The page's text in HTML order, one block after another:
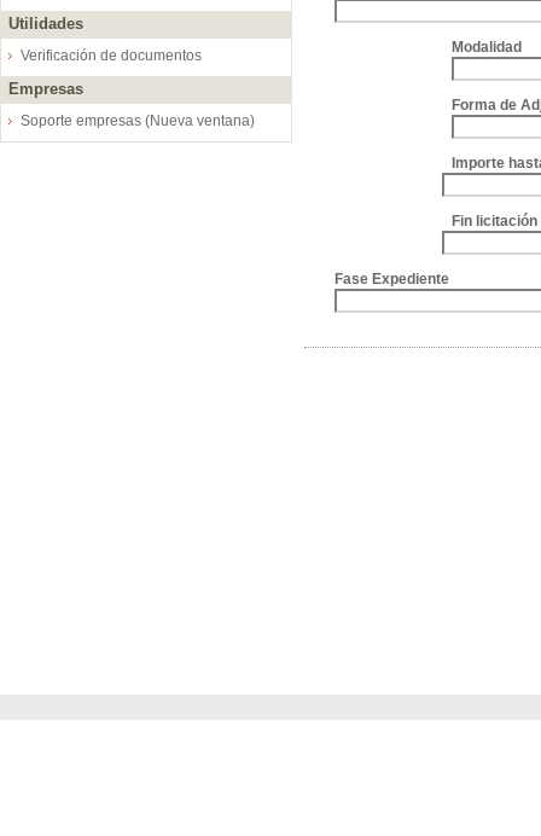
Utilidades
Verificación de documentos
Empresas
Soporte empresas (Nueva ventana)
Modalidad
Forma de
Importe
Fin
Fase Expediente